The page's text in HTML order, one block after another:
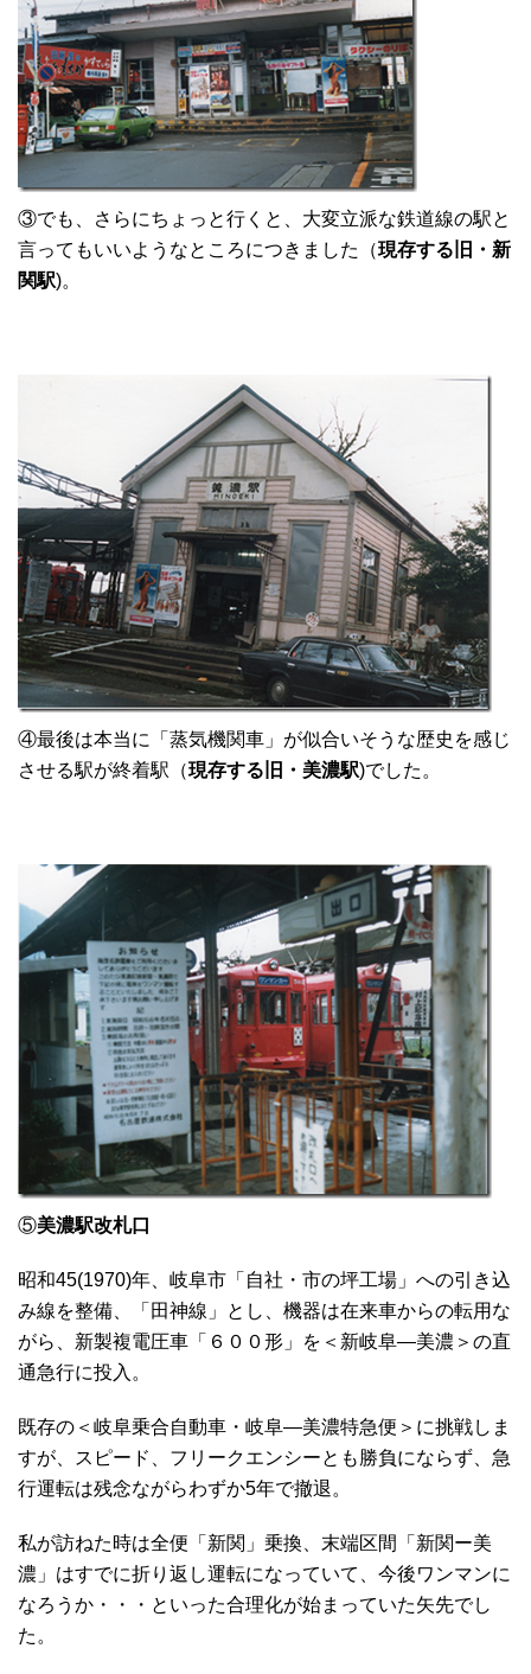
③でも、さらにちょっと行くと、大変立派な鉄道線の駅と
言ってもいいようなところにつきました（現存する旧・新
関駅)。
④最後は本当に「蒸気機関車」が似合いそうな歴史を感じ
させる駅が終着駅（現存する旧・美濃駅)でした。
⑤美濃駅改札口
昭和45(1970)年、岐阜市「自社・市の坪工場」への引き込
み線を整備、「田神線」とし、機器は在来車からの転用な
がら、新製複電圧車「６００形」を＜新岐阜―美濃＞の直
通急行に投入。
既存の＜岐阜乗合自動車・岐阜―美濃特急便＞に挑戦しま
すが、スピード、フリークエンシーとも勝負にならず、急
行運転は残念ながらわずか5年で撤退。
私が訪ねた時は全便「新関」乗換、末端区間「新関ー美
濃」はすでに折り返し運転になっていて、今後ワンマンに
なろうか・・・といった合理化が始まっていた矢先でし
た。